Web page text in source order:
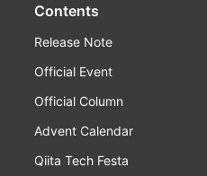
Contents
Release Note
Official Event
Official Column
Advent Calendar
Qiita Tech Festa